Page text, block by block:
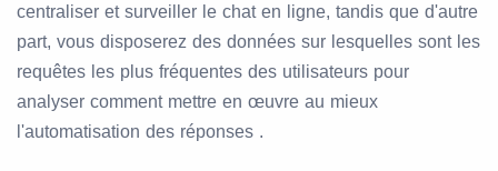
centraliser et surveiller le chat en ligne, tandis que d'autre
part, vous disposerez des données sur lesquelles sont les
requêtes les plus fréquentes des utilisateurs pour
analyser comment mettre en œuvre au mieux
l'automatisation des réponses .